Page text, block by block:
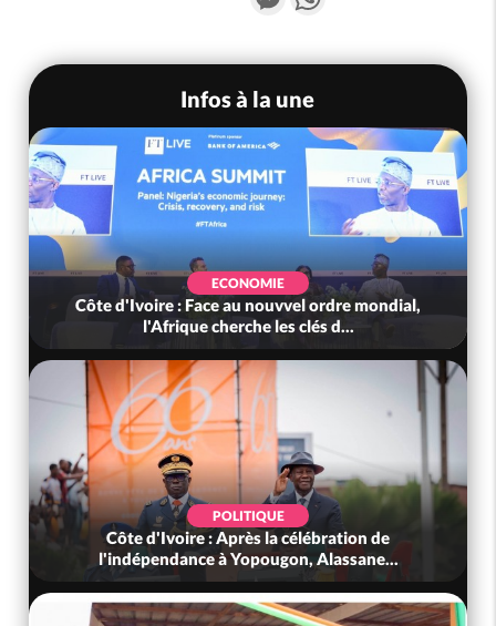
Infos à la une
ECONOMIE
Côte d'Ivoire : Face au nouvvel ordre mondial,
l'Afrique cherche les clés d...
POLITIQUE
Côte d'Ivoire : Après la célébration de
l'indépendance à Yopougon, Alassane...